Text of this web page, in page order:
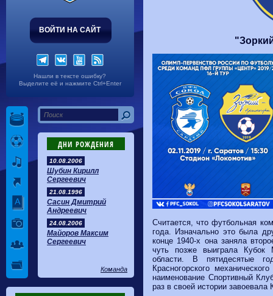
ВОЙТИ НА САЙТ
Нашли в тексте ошибку?
Выделите её и нажмите Ctrl+Enter
ДНИ РОЖДЕНИЯ
10.08.2006
Шубин Кирилл
Сергеевич
21.08.1996
Сасин Дмитрий
Андреевич
24.08.2006
Майоров Максим
Сергеевич
Команда
Считается, что футбольная
года. Изначально это была
конце 1940-х она заняла
чуть позже выиграла Кубок
области. В пятидесятые
Красногорского
наименование Спортивный
раз в своей истории завоевала